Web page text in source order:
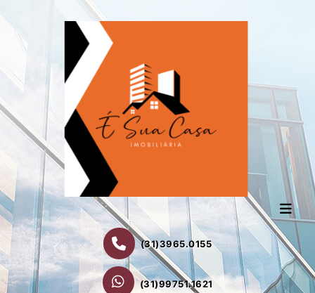
(31)3965.0155
(31)99751.1621